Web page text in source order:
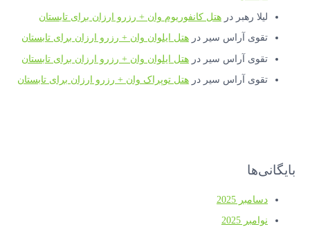
لیلا رهبر درهتل کانفوریوم وان + رزرو ارزان برای تابستان
تقوی آراس سیر درهتل ایلوان وان + رزرو ارزان برای تابستان
تقوی آراس سیر درهتل ایلوان وان + رزرو ارزان برای تابستان
تقوی آراس سیر درهتل توپراک وان + رزرو ارزان برای تابستان
بایگانی‌ها
دسامبر 2025
نوامبر 2025